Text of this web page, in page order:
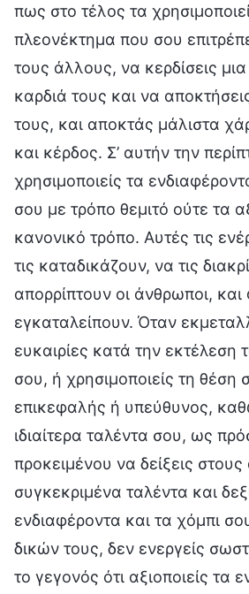
πως στο τέλος τα
πλεονέκτημα που σου
τους άλλους, να κερδίσεις
καρδιά τους και να
τους, και αποκτάς μάλιστα
και κέρδος. Σ’ αυτήν την
χρησιμοποιείς τα
σου με τρόπο θεμιτό ούτε τα
κανονικό τρόπο. Αυτές τις
τις καταδικάζουν, να τις
απορρίπτουν οι άνθρωποι, και
εγκαταλείπουν. Όταν
ευκαιρίες κατά την
σου, ή χρησιμοποιείς τη θέση
επικεφαλής ή υπεύθυνος,
ιδιαίτερα ταλέντα σου, ως
προκειμένου να δείξεις στους
συγκεκριμένα ταλέντα και
ενδιαφέροντα και τα χόμπι
δικών τους, δεν ενεργείς
το γεγονός ότι αξιοποιείς τα